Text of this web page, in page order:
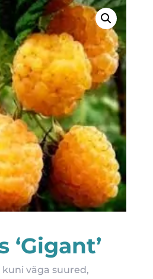
‘Gigant’
väga suured,